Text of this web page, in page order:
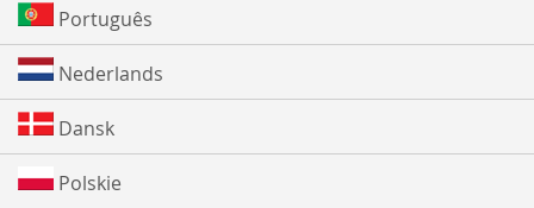
Português
Nederlands
Dansk
Polskie